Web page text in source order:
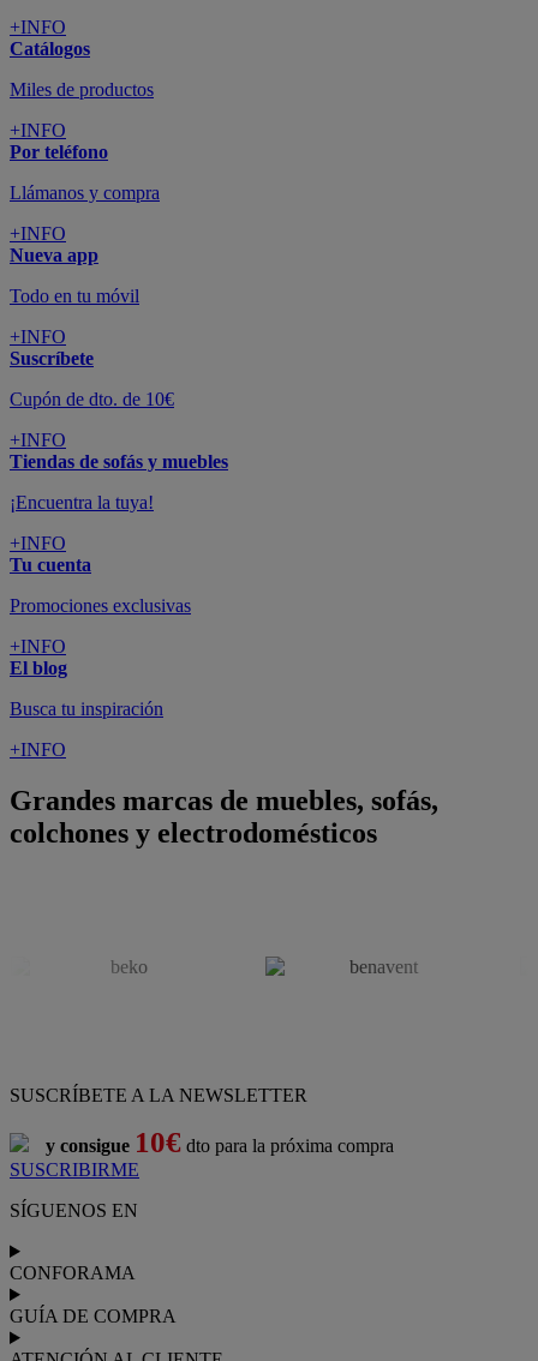
+INFO
Catálogos
Miles de productos
+INFO
Por teléfono
Llámanos y compra
+INFO
Nueva app
Todo en tu móvil
+INFO
Suscríbete
Cupón de dto. de 10€
+INFO
Tiendas de sofás y muebles
¡Encuentra la tuya!
+INFO
Tu cuenta
Promociones exclusivas
+INFO
El blog
Busca tu inspiración
+INFO
Grandes marcas de muebles, sofás,
colchones y electrodomésticos
SUSCRÍBETE A LA NEWSLETTER
y consigue 10€ dto para la próxima compra
SUSCRIBIRME
SÍGUENOS EN
CONFORAMA
GUÍA DE COMPRA